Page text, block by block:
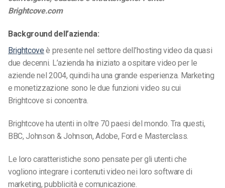
Brightcove.com
Background dell’azienda:
Brightcove è presente nel settore dell’hosting video da quasi
due decenni. L’azienda ha iniziato a ospitare video per le
aziende nel 2004, quindi ha una grande esperienza. Marketing
e monetizzazione sono le due funzioni video su cui
Brightcove si concentra.
Brightcove ha utenti in oltre 70 paesi del mondo. Tra questi,
BBC, Johnson & Johnson, Adobe, Ford e Masterclass.
Le loro caratteristiche sono pensate per gli utenti che
vogliono integrare i contenuti video nei loro software di
marketing, pubblicità e comunicazione.